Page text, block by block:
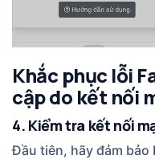
Khắc phục lỗi
cập do kết nối
4. Kiểm tra kết nối
Đầu tiên, hãy đảm bảo